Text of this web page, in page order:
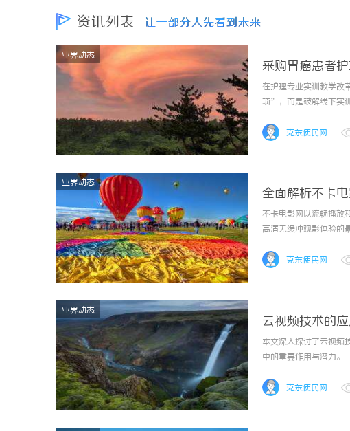
资讯列表 让一部分人先看到未来
让一部分人先看到未来
业界动态
采购胃癌患者
在护理专业实训教学
项”，而是破解线下实
这两个问题，本质是“
克东便民网
业界动态
全面解析不卡
不卡电影网以流畅播放
高清无缓冲观影体验的
克东便民网
业界动态
云视频技术的
本文深入探讨了云视频
中的重要作用与潜力。
克东便民网